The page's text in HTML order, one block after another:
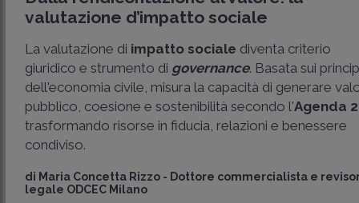
valutazione d’impatto sociale
La valutazione di impatto sociale diventa criterio
giuridico e strumento di governance. Basata sui
dell'economia civile, misura la capacità di generare
pubblico, coesione e sostenibilità secondo l'Agenda
trasformando risorse in fiducia, relazioni e benessere
condiviso.
di Maria Concetta Rizzo - Dottore commercialista e
legale ODCEC Milano